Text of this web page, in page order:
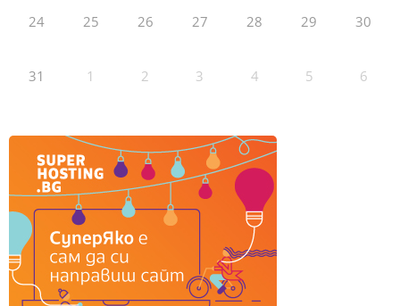
24 25 26 27 28 29 30
31 1 2 3 4 5 6